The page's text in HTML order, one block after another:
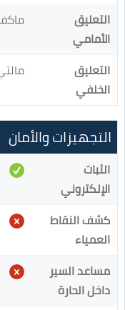
التعليق
الأمامي
التعليق
الخلفي
التجهيزات والأمان
الثبات
الإلكتروني
كشف النقاط
العمياء
مساعد السير
داخل الحارة